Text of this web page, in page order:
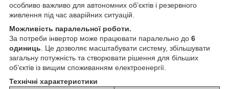
особливо важливо для автономних об’єктів і резервного
живлення під час аварійних ситуацій.
Можливість паралельної роботи.
За потреби інвертор може працювати паралельно до 6
одиниць . Це дозволяє масштабувати систему, збільшувати
загальну потужність та створювати рішення для більших
об’єктів із вищим споживанням електроенергії.
Технічні характеристики